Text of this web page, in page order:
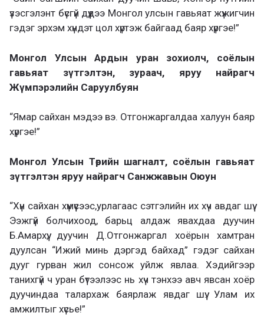
үзэсгэлэнт бүсгүй дүүдээ Монгол улсын гавьяат жүжигчин
гэдэг эрхэм хүндэт цол хүртэж байгаад баяр хүргэе!”
Монгол Улсын Ардын уран зохиолч, соёлын
гавьяат зүтгэлтэн, зураач, яруу найрагч
Жүмпэрэлийн Саруулбуян
“Ямар сайхан мэдээ вэ. Отгонжаргалдаа халуун баяр
хүргэе!”
Монгол Улсын Төрийн шагналт, соёлын гавьяат
зүтгэлтэн яруу найрагч Санжжавын Оюун
“Хүн сайхан хүмүүсээс,урлагаас сэтгэлийн их хүч авдаг шүү.
Ээжгүй болчихоод, барьц алдаж явахдаа дуучин
Б.Амархүү, дуучин Д.Отгонжаргал хоёрын хамтран
дуулсан “Ижий минь дэргэд байхад” гэдэг сайхан
дууг гурван жил сонсож уйлж явлаа. Хэдийгээр
танихгүй ч уран бүтээлээс нь хүч тэнхээ авч явсан хоёр
дуучиндаа талархаж баярлаж явдаг шүү. Улам их
амжилтыг хүсье!”